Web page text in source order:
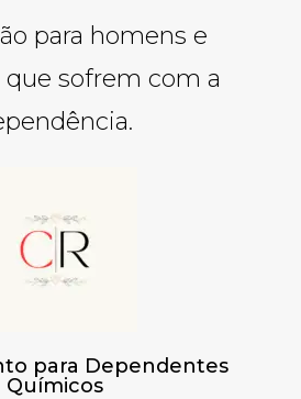
para homens e
sofrem com a
para Dependentes
Químicos